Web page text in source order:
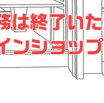
は終了いた
ンショップ